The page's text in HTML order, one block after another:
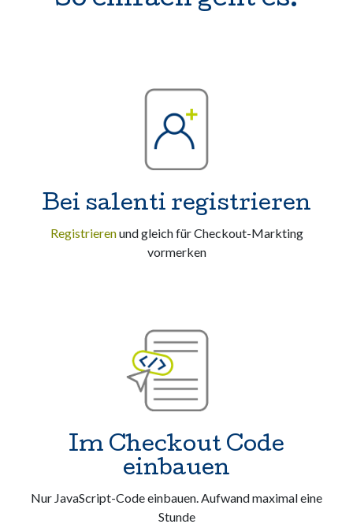
Bei salenti registrieren
Registrierenund gleich für Checkout-Markting
vormerken
Im Checkout Code
einbauen
Nur JavaScript-Code einbauen. Aufwand maximal eine
Stunde